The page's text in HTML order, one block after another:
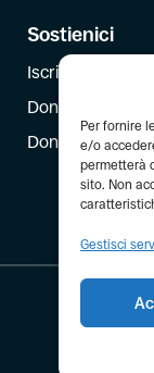
Per fornire
e/o
permetterà
sito. Non
Gestisci
Sostienici
Iscriviti
Dona
Dona il 5 per